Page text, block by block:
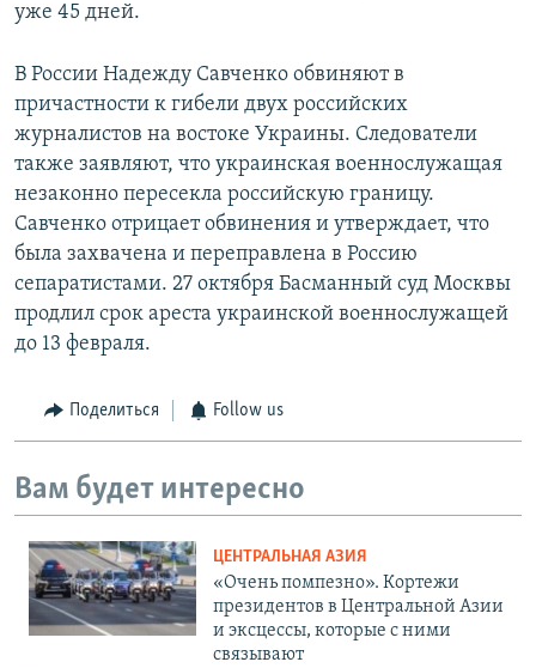
уже 45 дней.
В России Надежду Савченко обвиняют в
причастности к гибели двух российских
журналистов на востоке Украины. Следователи
также заявляют, что украинская военнослужащая
незаконно пересекла российскую границу.
Савченко отрицает обвинения и утверждает, что
была захвачена и переправлена в Россию
сепаратистами. 27 октября Басманный суд Москвы
продлил срок ареста украинской военнослужащей
до 13 февраля.
Поделиться Follow us
Вам будет интересно
ЦЕНТРАЛЬНАЯ АЗИЯ
«Очень помпезно». Кортежи
президентов в Центральной Азии
и эксцессы, которые с ними
связывают